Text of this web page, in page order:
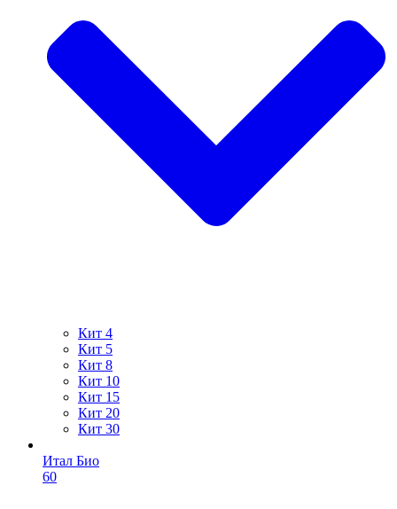
Кит 4
Кит 5
Кит 8
Кит 10
Кит 15
Кит 20
Кит 30
Итал Био
60